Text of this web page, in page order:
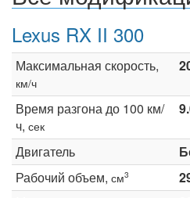
Lexus RX II 300
Максимальная скорость,
км/ч
Время разгона до 100 км/
ч, сек
Двигатель
Рабочий объем, см3